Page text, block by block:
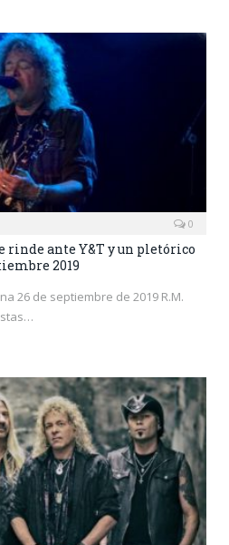
0
rinde ante Y&T y un pletórico
2019
26 de septiembre de 2019 R.M.